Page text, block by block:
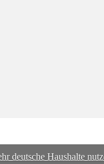
deutsche Haushalte